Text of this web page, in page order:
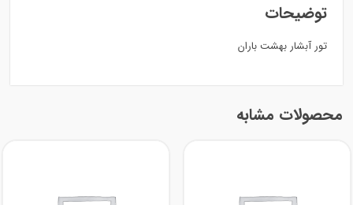
توضیحات
تور آبشار بهشت باران
محصولات مشابه